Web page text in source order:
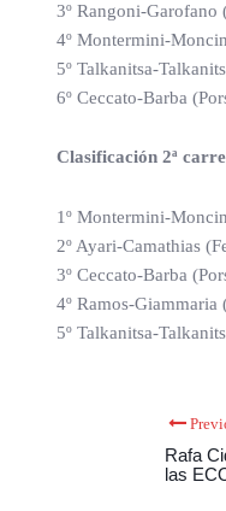
3º Rangoni-Garofano
4º Montermini-
5º Talkanitsa-
6º Ceccato-Barba
Clasificación 2ª
1º Montermini-
2º Ayari-Camathias
3º Ceccato-Barba
4º Ramos-
5º Talkanitsa-
Rafa
las